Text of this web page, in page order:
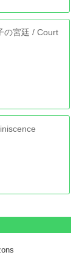
の宮廷 / Court